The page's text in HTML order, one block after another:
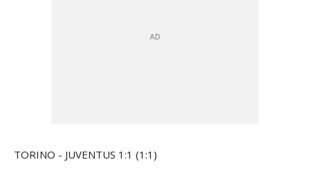
TORINO - JUVENTUS 1:1 (1:1)